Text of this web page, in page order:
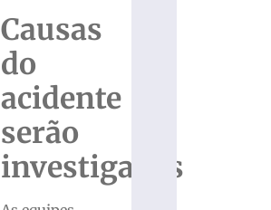
Causas
do
acidente
serão
investigadas